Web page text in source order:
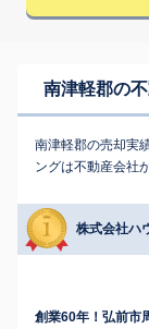
南津軽郡の
南津軽郡の売却実
ングは不動産会社
株式会社ハ
創業60年！弘前市